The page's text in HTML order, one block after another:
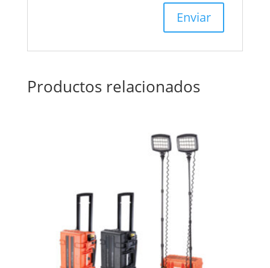
Productos relacionados